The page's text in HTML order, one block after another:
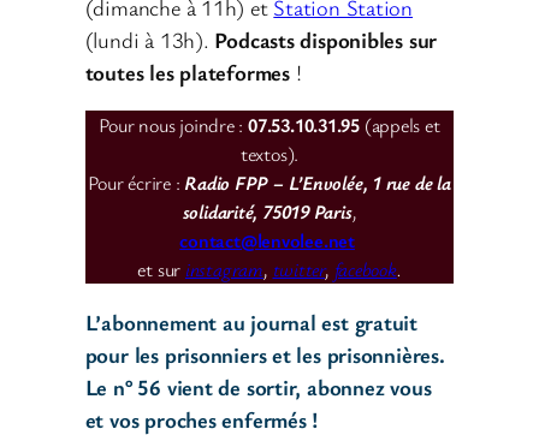
(dimanche à 11h) et Station Station
(lundi à 13h). Podcasts disponibles sur
toutes les plateformes!
Pour nous joindre : 07.53.10.31.95 (appels et
textos).
Pour écrire : Radio FPP – L’Envolée, 1 rue de la
solidarité, 75019 Paris,
contact@lenvolee.net
et sur instagram, twitter, facebook.
L’abonnement au journal est gratuit
pour les prisonniers et les prisonnières.
Le n° 56 vient de sortir, abonnez vous
et vos proches enfermés !